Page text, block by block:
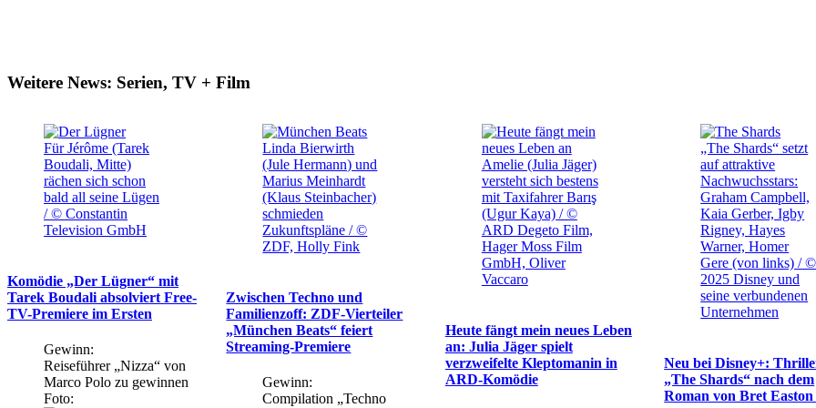
Weitere News: Serien, TV + Film
Für Jérôme (Tarek
Boudali, Mitte)
rächen sich schon
bald all seine Lügen
/ © Constantin
Television GmbH
Komödie „Der Lügner“ mit
Tarek Boudali absolviert Free-
TV-Premiere im Ersten
Gewinn:
Reiseführer „Nizza“ von
Marco Polo zu gewinnen
Foto:
Linda Bierwirth
(Jule Hermann) und
Marius Meinhardt
(Klaus Steinbacher)
schmieden
Zukunftspläne / ©
ZDF, Holly Fink
Zwischen Techno und
Familienzoff: ZDF-Vierteiler
„München Beats“ feiert
Streaming-Premiere
Gewinn:
Compilation „Techno
Amelie (Julia Jäger)
versteht sich bestens
mit Taxifahrer Barış
(Ugur Kaya) / ©
ARD Degeto Film,
Hager Moss Film
GmbH, Oliver
Vaccaro
Heute fängt mein neues Leben
an: Julia Jäger spielt
verzweifelte Kleptomanin in
ARD-Komödie
„The Shards“ setzt
auf attraktive
Nachwuchsstars:
Graham Campbell,
Kaia Gerber, Igby
Rigney, Hayes
Warner, Homer
Gere (von links) / ©
2025 Disney und
seine verbundenen
Unternehmen
Neu bei Disney+:
„The Shards“ nach dem
Roman von Bret